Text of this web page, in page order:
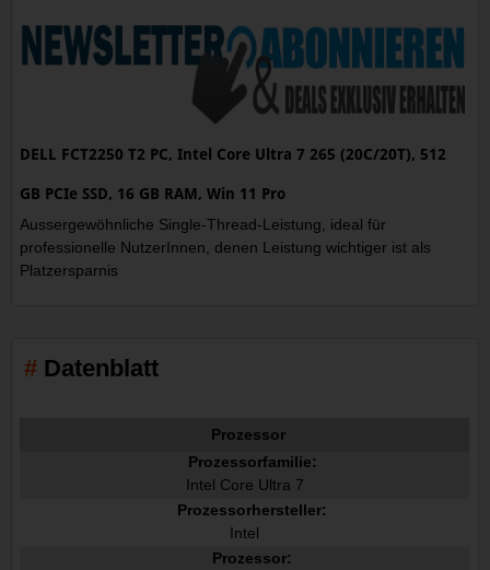
DELL FCT2250 T2 PC, Intel Core Ultra 7 265 (20C/20T), 512
GB PCIe SSD, 16 GB RAM, Win 11 Pro
Aussergewöhnliche Single-Thread-Leistung, ideal für
professionelle NutzerInnen, denen Leistung wichtiger ist als
Platzersparnis
Datenblatt
Prozessor
Prozessorfamilie:
Intel Core Ultra 7
Prozessorhersteller:
Intel
Prozessor: